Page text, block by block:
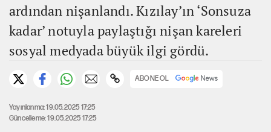
ardından nişanlandı. Kızılay’ın ‘Sonsuza
kadar’ notuyla paylaştığı nişan kareleri
sosyal medyada büyük ilgi gördü.
ABONE OL
Yayınlanma: 19.05.2025 17:25
Güncelleme: 19.05.2025 17:25